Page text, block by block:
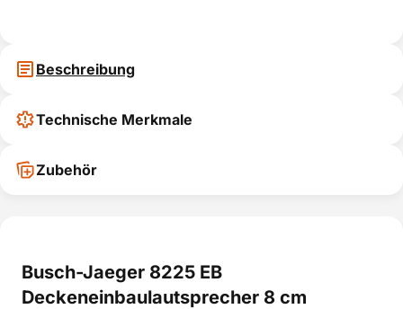
Beschreibung
Technische Merkmale
Zubehör
Busch-Jaeger 8225 EB
Deckeneinbaulautsprecher 8 cm